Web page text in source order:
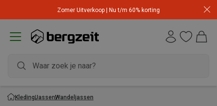
Zomer Uitverkoop | Nu t/m 60% korting
KledingJassenWandeljassen